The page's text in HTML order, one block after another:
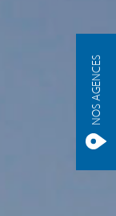
NOS AGENCES